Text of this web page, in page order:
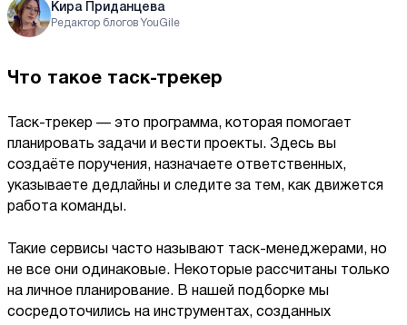
Кира Приданцева
Редактор блогов YouGile
Что такое таск-трекер
Таск-трекер — это программа, которая помогает
планировать задачи и вести проекты. Здесь вы
создаёте поручения, назначаете ответственных,
указываете дедлайны и следите за тем, как движется
работа команды.
Такие сервисы часто называют таск-менеджерами, но
не все они одинаковые. Некоторые рассчитаны только
на личное планирование. В нашей подборке мы
сосредоточились на инструментах, созданных